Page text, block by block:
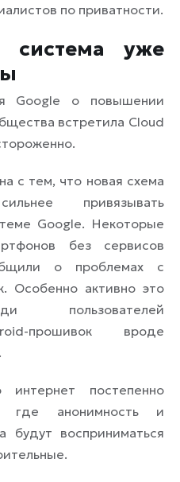
по приватности.
система уже
Google о повышении
встретила Cloud
с тем, что новая схема
привязывать
Google. Некоторые
без сервисов
о проблемах с
Особенно активно это
пользователей
прошивок вроде
постепенно
где анонимность и
будут восприниматься